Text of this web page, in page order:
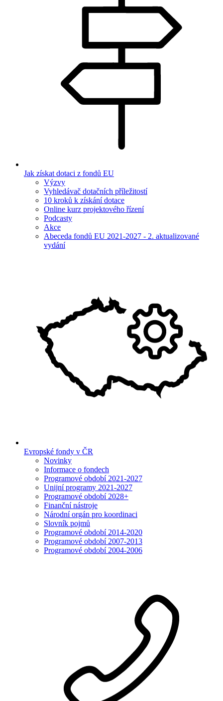
Jak získat dotaci z fondů EU
Výzvy
Vyhledávač dotačních příležitostí
10 kroků k získání dotace
Online kurz projektového řízení
Podcasty
Akce
Abeceda fondů EU 2021-2027 - 2. aktualizované
vydání
Evropské fondy v ČR
Novinky
Informace o fondech
Programové období 2021-2027
Unijní programy 2021-2027
Programové období 2028+
Finanční nástroje
Národní orgán pro koordinaci
Slovník pojmů
Programové období 2014-2020
Programové období 2007-2013
Programové období 2004-2006